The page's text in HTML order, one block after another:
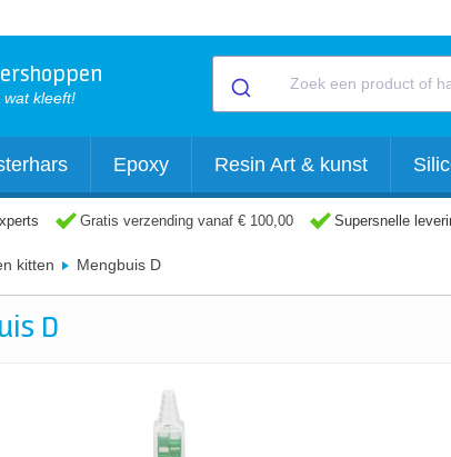
wat kleeft!
Epoxy Resin Art & kunst
Gratis verzending vanaf € 100,00 Supersnelle
kitten Mengbuis D
D